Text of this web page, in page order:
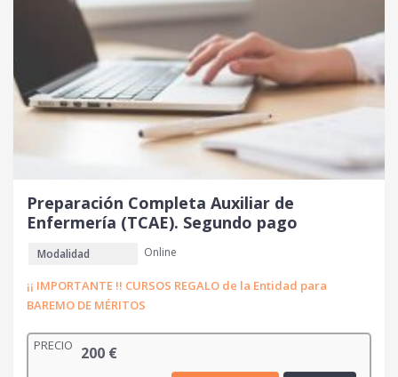
Preparación Completa Auxiliar de
Enfermería (TCAE). Segundo pago
Modalidad Online
¡¡ IMPORTANTE !! CURSOS REGALO de la Entidad para
BAREMO DE MÉRITOS
PRECIO 200 €